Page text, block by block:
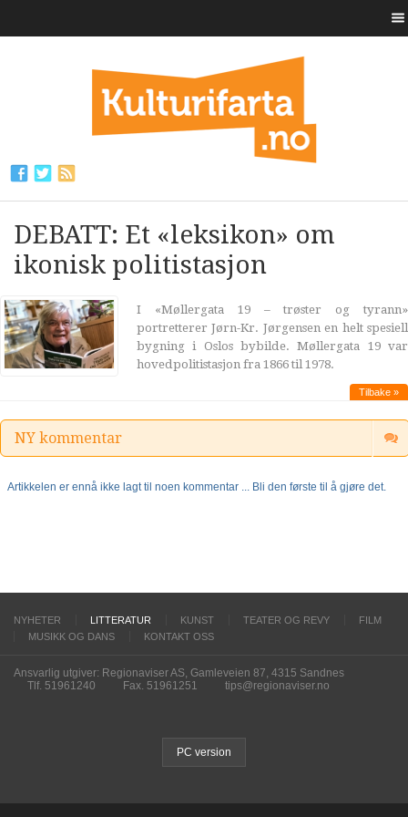
DEBATT: Et «leksikon» om
ikonisk politistasjon
I «Møllergata 19 – trøster og tyrann»
portretterer Jørn-Kr. Jørgensen en helt spesiell
bygning i Oslos bybilde. Møllergata 19 var
hovedpolitistasjon fra 1866 til 1978.
Tilbake »
NY kommentar
Artikkelen er ennå ikke lagt til noen kommentar ... Bli den første til å gjøre det.
NYHETER LITTERATUR KUNST TEATER OG REVY
FILM
MUSIKK OG DANS
KONTAKT OSS
Ansvarlig utgiver: Regionaviser AS, Gamleveien 87, 4315 Sandnes
Tlf. 51961240
Fax. 51961251 tips@regionaviser.no
PC version